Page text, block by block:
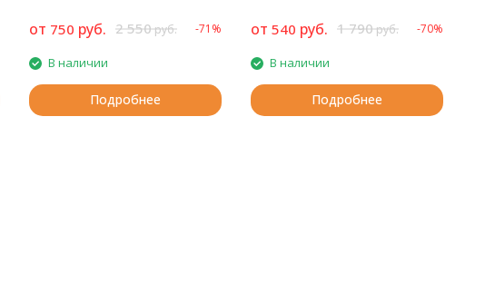
от 750 руб. 2 550руб. -71%
В наличии
Подробнее
от 540 руб. 1 790руб. -70%
В наличии
Подробнее